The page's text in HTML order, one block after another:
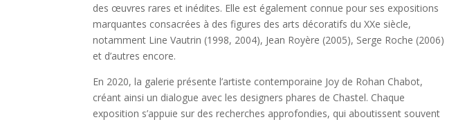
des œuvres rares et inédites. Elle est également connue pour ses expositions
marquantes consacrées à des figures des arts décoratifs du XXe siècle,
notamment Line Vautrin (1998, 2004), Jean Royère (2005), Serge Roche (2006)
et d’autres encore.
En 2020, la galerie présente l’artiste contemporaine Joy de Rohan Chabot,
créant ainsi un dialogue avec les designers phares de Chastel. Chaque
exposition s’appuie sur des recherches approfondies, qui aboutissent souvent